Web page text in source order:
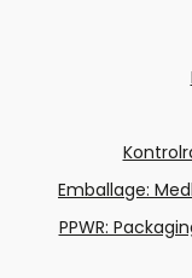
Emballage:
PPWR: